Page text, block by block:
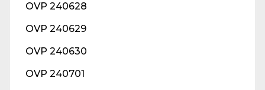
OVP 240628
OVP 240629
OVP 240630
OVP 240701